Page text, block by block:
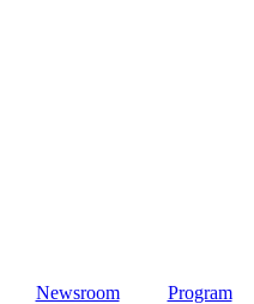
Newsroom Program